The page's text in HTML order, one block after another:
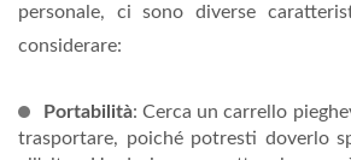
personale, ci sono diverse
considerare:
Portabilità: Cerca un carrello
trasportare, poiché potresti doverlo